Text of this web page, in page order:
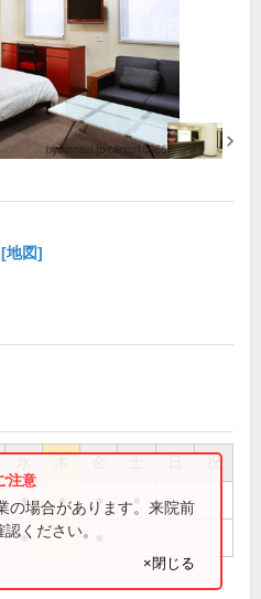
[地図]
祝
● ● ●
●
の場合があります。来院前
ください。
×閉じる